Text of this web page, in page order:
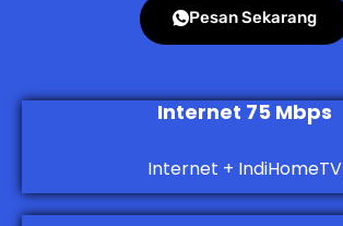
Pesan Sekarang
Internet 75 Mbps
Internet + IndiHomeTV